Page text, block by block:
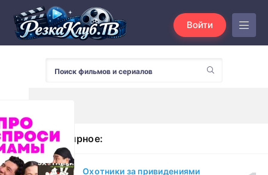
Войти
Популярное:
Охотники за привидениями